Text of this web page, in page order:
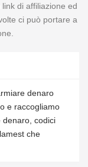
di affiliazione ed
ci può portare a
denaro
e raccogliamo
denaro, codici
che